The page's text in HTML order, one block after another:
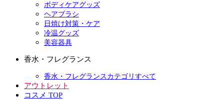
ボディケアグッズ
ヘアブラシ
日焼け対策・ケア
冷温グッズ
美容器具
香水・フレグランス
香水・フレグランスカテゴリすべて
アウトレット
コスメ TOP